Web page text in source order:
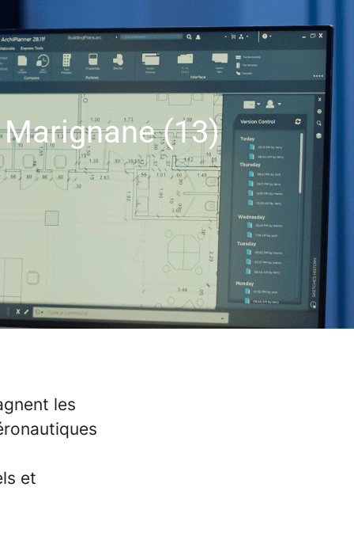
(13)
les
et